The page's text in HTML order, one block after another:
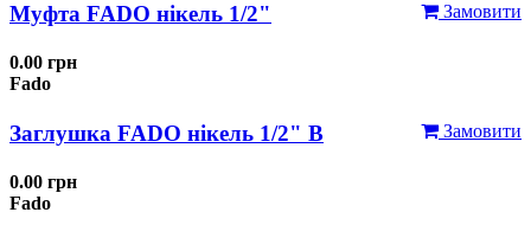
Замовити
Муфта FADO нікель 1/2"
0.00 грн
Fado
Замовити
Заглушка FADO нікель 1/2" В
0.00 грн
Fado